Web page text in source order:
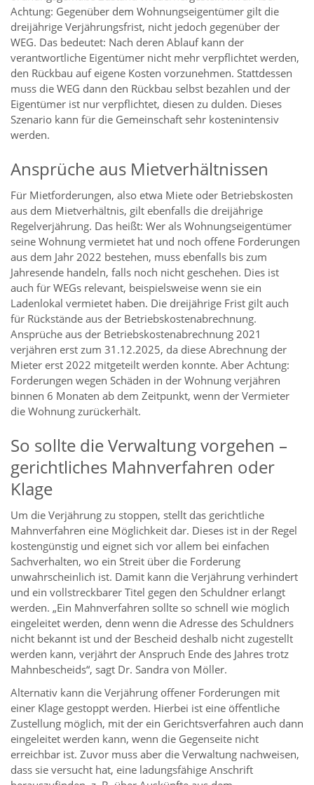
Achtung: Gegenüber dem Wohnungseigentümer gilt die
dreijährige Verjährungsfrist, nicht jedoch gegenüber der
WEG. Das bedeutet: Nach deren Ablauf kann der
verantwortliche Eigentümer nicht mehr verpflichtet werden,
den Rückbau auf eigene Kosten vorzunehmen. Stattdessen
muss die WEG dann den Rückbau selbst bezahlen und der
Eigentümer ist nur verpflichtet, diesen zu dulden. Dieses
Szenario kann für die Gemeinschaft sehr kostenintensiv
werden.
Ansprüche aus Mietverhältnissen
Für Mietforderungen, also etwa Miete oder Betriebskosten
aus dem Mietverhältnis, gilt ebenfalls die dreijährige
Regelverjährung. Das heißt: Wer als Wohnungseigentümer
seine Wohnung vermietet hat und noch offene Forderungen
aus dem Jahr 2022 bestehen, muss ebenfalls bis zum
Jahresende handeln, falls noch nicht geschehen. Dies ist
auch für WEGs relevant, beispielsweise wenn sie ein
Ladenlokal vermietet haben. Die dreijährige Frist gilt auch
für Rückstände aus der Betriebskostenabrechnung.
Ansprüche aus der Betriebskostenabrechnung 2021
verjähren erst zum 31.12.2025, da diese Abrechnung der
Mieter erst 2022 mitgeteilt werden konnte. Aber Achtung:
Forderungen wegen Schäden in der Wohnung verjähren
binnen 6 Monaten ab dem Zeitpunkt, wenn der Vermieter
die Wohnung zurückerhält.
So sollte die Verwaltung vorgehen –
gerichtliches Mahnverfahren oder
Klage
Um die Verjährung zu stoppen, stellt das gerichtliche
Mahnverfahren eine Möglichkeit dar. Dieses ist in der Regel
kostengünstig und eignet sich vor allem bei einfachen
Sachverhalten, wo ein Streit über die Forderung
unwahrscheinlich ist. Damit kann die Verjährung verhindert
und ein vollstreckbarer Titel gegen den Schuldner erlangt
werden. „Ein Mahnverfahren sollte so schnell wie möglich
eingeleitet werden, denn wenn die Adresse des Schuldners
nicht bekannt ist und der Bescheid deshalb nicht zugestellt
werden kann, verjährt der Anspruch Ende des Jahres trotz
Mahnbescheids“, sagt Dr. Sandra von Möller.
Alternativ kann die Verjährung offener Forderungen mit
einer Klage gestoppt werden. Hierbei ist eine öffentliche
Zustellung möglich, mit der ein Gerichtsverfahren auch dann
eingeleitet werden kann, wenn die Gegenseite nicht
erreichbar ist. Zuvor muss aber die Verwaltung nachweisen,
dass sie versucht hat, eine ladungsfähige Anschrift